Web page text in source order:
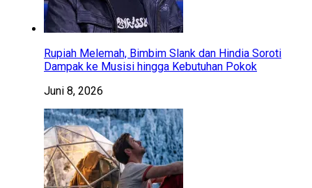
Rupiah Melemah, Bimbim Slank dan Hindia Soroti
Dampak ke Musisi hingga Kebutuhan Pokok
Juni 8, 2026